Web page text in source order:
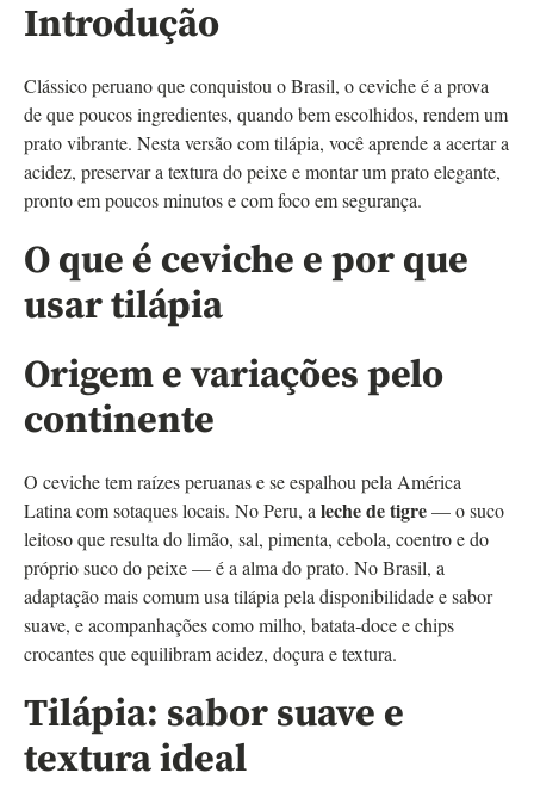
Introdução
Clássico peruano que conquistou o Brasil, o ceviche é a prova
de que poucos ingredientes, quando bem escolhidos, rendem um
prato vibrante. Nesta versão com tilápia, você aprende a acertar a
acidez, preservar a textura do peixe e montar um prato elegante,
pronto em poucos minutos e com foco em segurança.
O que é ceviche e por que
usar tilápia
Origem e variações pelo
continente
O ceviche tem raízes peruanas e se espalhou pela América
Latina com sotaques locais. No Peru, a leche de tigre— o suco
leitoso que resulta do limão, sal, pimenta, cebola, coentro e do
próprio suco do peixe — é a alma do prato. No Brasil, a
adaptação mais comum usa tilápia pela disponibilidade e sabor
suave, e acompanhações como milho, batata‑doce e chips
crocantes que equilibram acidez, doçura e textura.
Tilápia: sabor suave e
textura ideal